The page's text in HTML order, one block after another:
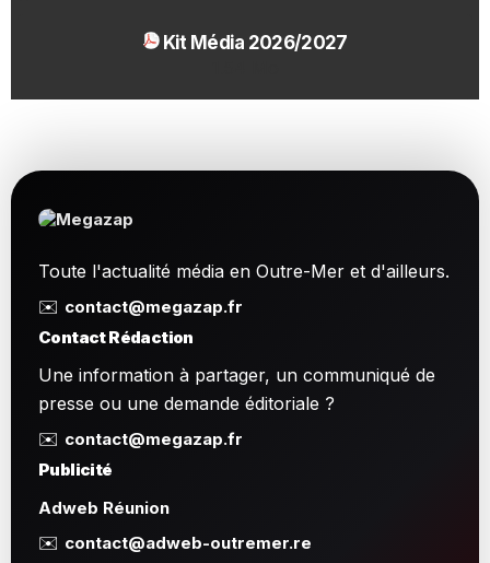
Kit Média 2026/2027
Toute l'actualité média en Outre-Mer et d'ailleurs.
✉️ contact@megazap.fr
Contact Rédaction
Une information à partager, un communiqué de
presse ou une demande éditoriale ?
✉️ contact@megazap.fr
Publicité
Adweb Réunion
✉️ contact@adweb-outremer.re